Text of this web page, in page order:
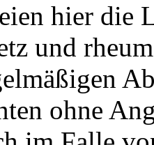
hier die
und
ohne